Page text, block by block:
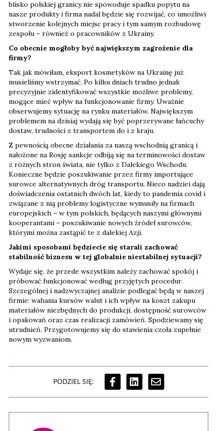
blisko polskiej granicy nie spowoduje spadku popytu na
nasze produkty i firma nadal będzie się rozwijać, co umożliwi
stworzenie kolejnych miejsc pracy i tym samym rozbudowę
zespołu – również o pracowników z Ukrainy.
Co obecnie mogłoby być największym zagrożenie dla
firmy?
Tak jak mówiłam, eksport kosmetyków na Ukrainę już
musieliśmy wstrzymać. Po kilku dniach trudno jednak
precyzyjnie zidentyfikować wszystkie możliwe problemy,
mogące mieć wpływ na funkcjonowanie firmy. Uważnie
obserwujemy sytuację na rynku materiałów. Największym
problemem na dzisiaj wydają się być poprzerywane łańcuchy
dostaw, trudności z transportem do i z kraju.
Z pewnością obecne działania za naszą wschodnią granicą i
nałożone na Rosję sankcje odbiją się na terminowości dostaw
z różnych stron świata, nie tylko z Dalekiego Wschodu.
Konieczne będzie poszukiwanie przez firmy importujące
surowce alternatywnych dróg transportu. Nieco nadziei dają
doświadczenia ostatnich dwóch lat, kiedy to pandemia covid i
związane z nią problemy logistyczne wymusiły na firmach
europejskich – w tym polskich, będących naszymi głównymi
kooperantami – poszukiwanie nowych źródeł surowców,
którymi można zastąpić te z dalekiej Azji.
Jakimi sposobami będziecie się starali zachować
stabilność biznesu w tej globalnie niestabilnej sytuacji?
Wydaje się, że przede wszystkim należy zachować spokój i
próbować funkcjonować według przyjętych procedur.
Szczególnej i nadzwyczajnej analizie podlegać będą w naszej
firmie: wahania kursów walut i ich wpływ na koszt zakupu
materiałów niezbędnych do produkcji, dostępność surowców
i opakowań oraz czas realizacji zamówień. Spodziewamy się
utrudnień. Przygotowujemy się do stawienia czoła zupełnie
nowym wyzwaniom.
PODZIEL SIĘ: